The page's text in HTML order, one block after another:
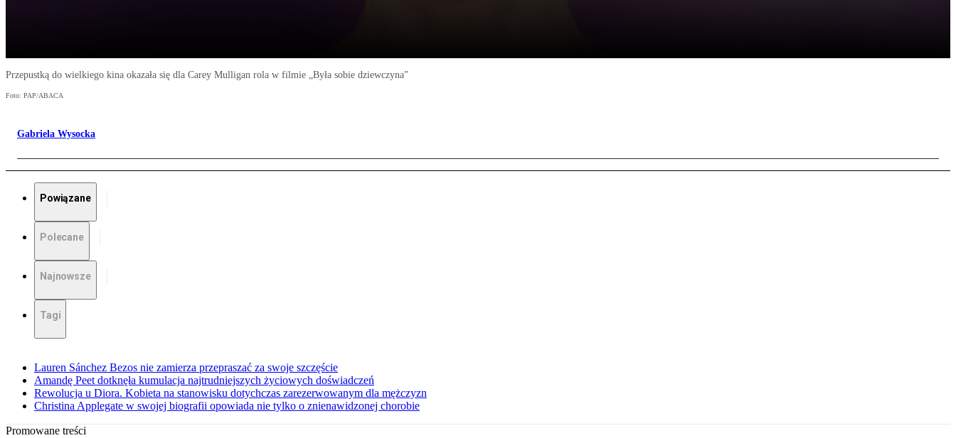
Przepustką do wielkiego kina okazała się dla Carey Mulligan rola w filmie „Była sobie dziewczyna”
Foto: PAP/ABACA
Gabriela Wysocka
Powiązane
Polecane
Najnowsze
Tagi
Lauren Sánchez Bezos nie zamierza przepraszać za swoje szczęście
Amandę Peet dotknęła kumulacja najtrudniejszych życiowych doświadczeń
Rewolucja u Diora. Kobieta na stanowisku dotychczas zarezerwowanym dla mężczyzn
Christina Applegate w swojej biografii opowiada nie tylko o znienawidzonej chorobie
Promowane treści